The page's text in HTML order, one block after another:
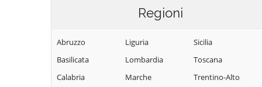
Tapogliano
Carlino
Cassacco
Moggio Udinese
Fagagna
Santa Maria la
Longa
Regioni
Abruzzo
Basilicata
Calabria
Liguria
Lombardia
Marche
Sicilia
Toscana
Trentino-Alto